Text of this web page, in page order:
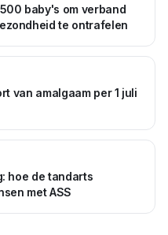
baby's om verband
te ontrafelen
van amalgaam per 1 juli
hoe de tandarts
met ASS